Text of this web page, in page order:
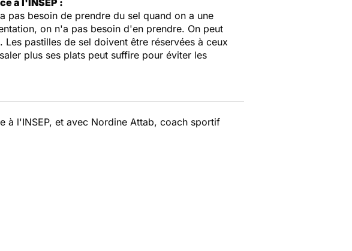
à l'INSEP :
pas besoin de prendre du sel quand on a une
on n'a pas besoin d'en prendre. On peut
pastilles de sel doivent être réservées à ceux
plus ses plats peut suffire pour éviter les
à l'INSEP, et avec Nordine Attab, coach sportif